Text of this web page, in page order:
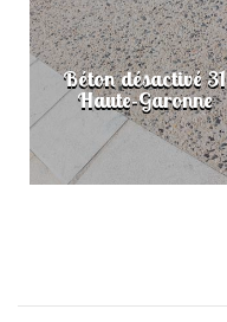
Béton désactivé 31
Haute-Garonne